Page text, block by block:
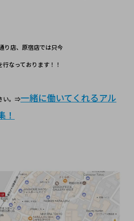
り店、原宿店では只今
なっております！！
い。⇒一緒に働いてくれるアル
！